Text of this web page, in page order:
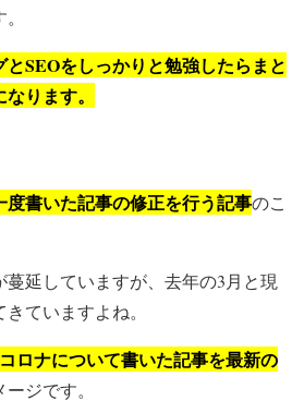
とSEOをしっかりと勉強したらまと
ります。
度書いた記事の修正を行う記事のこ
延していますが、去年の3月と現
ていますよね。
ロナについて書いた記事を最新の
ージです。